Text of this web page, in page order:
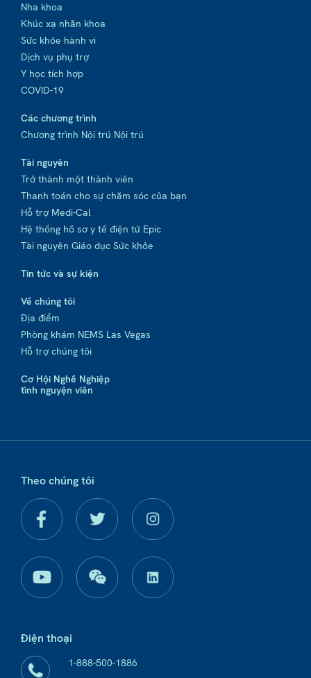
Nha khoa
Khúc xạ nhãn khoa
Sức khỏe hành vi
Dịch vụ phụ trợ
Y học tích hợp
COVID-19
Các chương trình
Chương trình Nội trú Nội trú
Tài nguyên
Trở thành một thành viên
Thanh toán cho sự chăm sóc của bạn
Hỗ trợ Medi-Cal
Hệ thống hồ sơ y tế điện tử Epic
Tài nguyên Giáo dục Sức khỏe
Tin tức và sự kiện
Về chúng tôi
Địa điểm
Phòng khám NEMS Las Vegas
Hỗ trợ chúng tôi
Cơ Hội Nghề Nghiệp
tình nguyện viên
Theo chúng tôi
Điện thoại
1-888-500-1886